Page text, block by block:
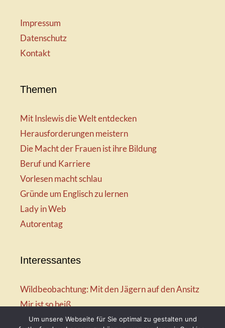
Impressum
Datenschutz
Kontakt
Themen
Mit Inslewis die Welt entdecken
Herausforderungen meistern
Die Macht der Frauen ist ihre Bildung
Beruf und Karriere
Vorlesen macht schlau
Gründe um Englisch zu lernen
Lady in Web
Autorentag
Interessantes
Wildbeobachtung: Mit den Jägern auf den Ansitz
Mir ist so heiß
Mission: Rettungsschwimmer
Um unsere Webseite für Sie optimal zu gestalten und